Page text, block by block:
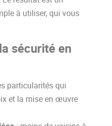
à utiliser, qui vous
sécurité en
particularités qui
et la mise en œuvre